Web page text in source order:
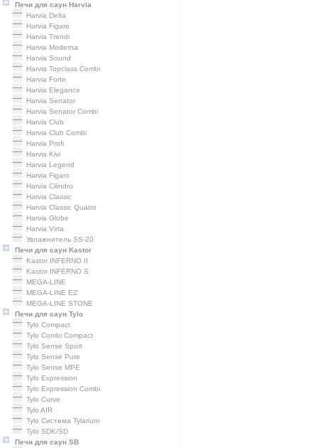
Печи для саун Harvia
Harviа Delta
Harviа Figaro
Harviа Trendi
Harviа Moderna
Harviа Sound
Harvia Topclass Combi
Harvia Forte
Harvia Elegance
Harvia Senator
Harvia Senator Combi
Harvia Сlub
Harvia Club Combi
Harvia Profi
Harviа Kivi
Harvia Legend
Harvia Figaro
Harvia Cilindro
Harviа Classic
Harvia Classic Quatro
Harvia Globe
Harvia Virta
Увлажнитель SS-20
Печи для саун Kastor
Kastor INFERNO II
Kastor INFERNO S
MEGA-LINE
MEGA-LINE EZ
MEGA-LINE STONE
Печи для саун Tylo
Tylo Compact
Tylo Combi Compact
Tylo Sense Sport
Tylo Sense Pure
Tylo Sense MPE
Tylo Expression
Tylo Expression Combi
Tylo Curve
Tylo AIR
Tylo Система Tylarium
Tylo SDK/SD
Печи для саун SB